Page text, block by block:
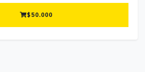
$50.000